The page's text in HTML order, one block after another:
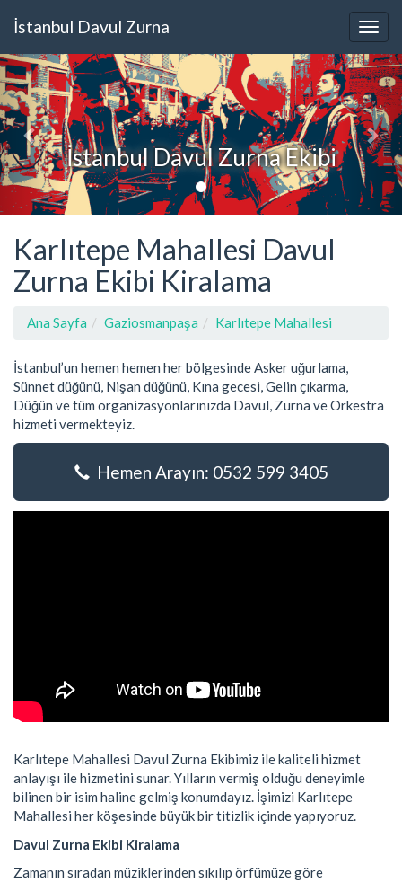
İstanbul Davul Zurna
İstanbul Davul Zurna Ekibi
Karlıtepe Mahallesi Davul
Zurna Ekibi Kiralama
Ana Sayfa Gaziosmanpaşa Karlıtepe Mahallesi
İstanbul’un hemen hemen her bölgesinde Asker uğurlama,
Sünnet düğünü, Nişan düğünü, Kına gecesi, Gelin çıkarma,
Düğün ve tüm organizasyonlarınızda Davul, Zurna ve Orkestra
hizmeti vermekteyiz.
Hemen Arayın: 0532 599 3405
Karlıtepe Mahallesi Davul Zurna Ekibimiz ile kaliteli hizmet
anlayışı ile hizmetini sunar. Yılların vermiş olduğu deneyimle
bilinen bir isim haline gelmiş konumdayız. İşimizi Karlıtepe
Mahallesi her köşesinde büyük bir titizlik içinde yapıyoruz.
Davul Zurna Ekibi Kiralama
Zamanın sıradan müziklerinden sıkılıp örfümüze göre